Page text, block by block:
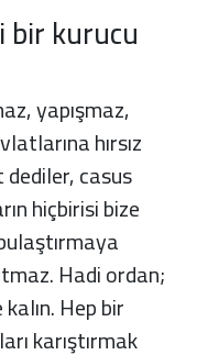
bir kurucu
yapışmaz,
hırsız
casus
hiçbirisi bize
Hadi ordan;
Hep bir
karıştırmak